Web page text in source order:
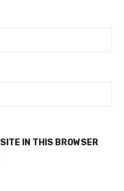
IN THIS BROWSER